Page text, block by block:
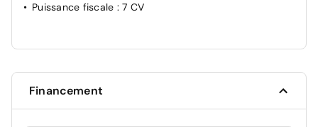
Puissance fiscale : 7 CV
Financement